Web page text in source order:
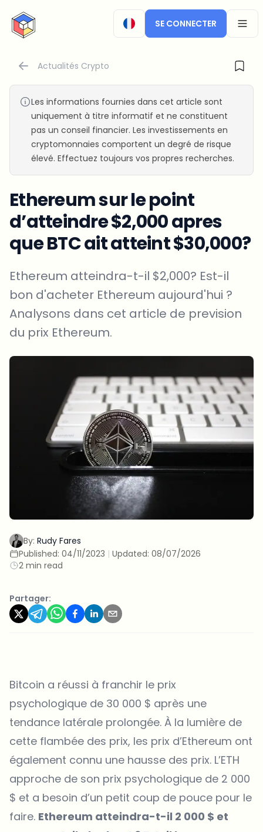
CryptoTicker
SE CONNECTER
Actualités Crypto
Les informations fournies dans cet article sont
uniquement à titre informatif et ne constituent
pas un conseil financier. Les investissements en
cryptomonnaies comportent un degré de risque
élevé. Effectuez toujours vos propres recherches.
Ethereum sur le point
d’atteindre $2,000 apres
que BTC ait atteint $30,000?
Ethereum atteindra-t-il $2,000? Est-il
bon d'acheter Ethereum aujourd'hui ?
Analysons dans cet article de prevision
du prix Ethereum.
By: Rudy Fares
Published: 04/11/2023 | Updated: 08/07/2026
2 min read
Partager:
Bitcoin a réussi à franchir le prix
psychologique de 30 000 $ après une
tendance latérale prolongée. À la lumière de
cette flambée des prix, les prix d’Ethereum ont
également connu une hausse des prix. L’ETH
approche de son prix psychologique de 2 000
$ et a besoin d’un petit coup de pouce pour le
faire. Ethereum atteindra-t-il 2 000 $ et